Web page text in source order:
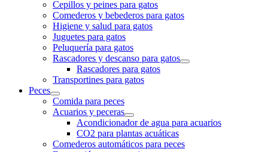
Cepillos y peines para gatos
Comederos y bebederos para gatos
Higiene y salud para gatos
Juguetes para gatos
Peluquería para gatos
Rascadores y descanso para gatos
Rascadores para gatos
Transportines para gatos
Peces
Comida para peces
Acuarios y peceras
Acondicionador de agua para acuarios
CO2 para plantas acuáticas
Comederos automáticos para peces